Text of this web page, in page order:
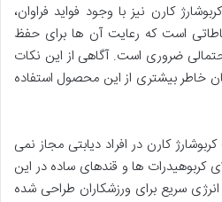
کارن نیز با وجود فواید فراوان،
است که رعایت آن ها برای حفظ
ضروری است. آگاهی از این نکات
خاطر بیشتری از این محصول استفاده
کارن در افراد دیابتی مجاز نمی
کربوهیدرات ها و قندهای ساده در این
سریع برای ورزشکاران طراحی شده